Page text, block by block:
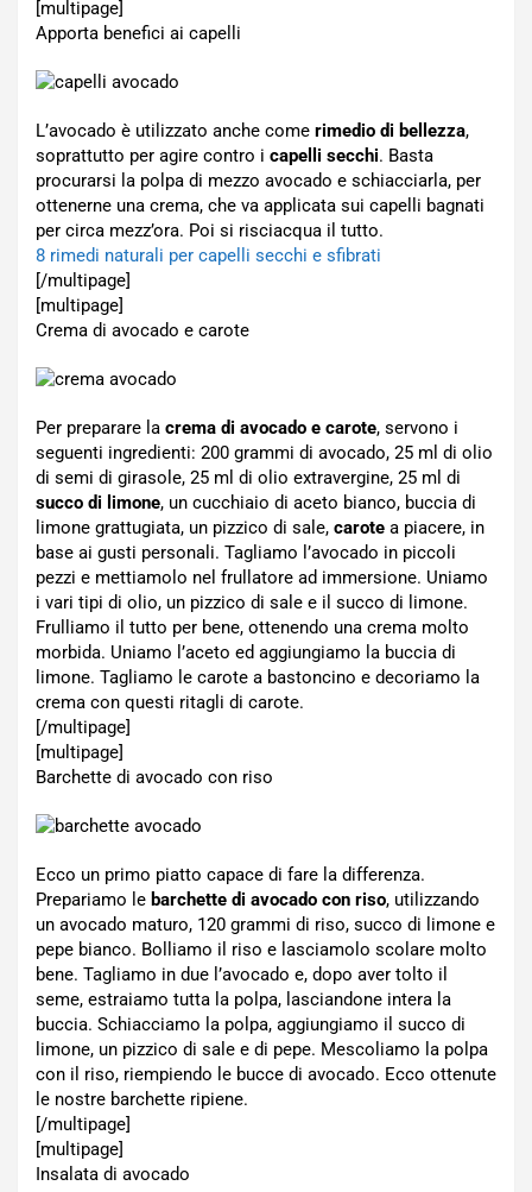
[multipage]
Apporta benefici ai capelli
L’avocado è utilizzato anche come rimedio di bellezza,
soprattutto per agire contro i capelli secchi. Basta
procurarsi la polpa di mezzo avocado e schiacciarla, per
ottenerne una crema, che va applicata sui capelli bagnati
per circa mezz’ora. Poi si risciacqua il tutto.
8 rimedi naturali per capelli secchi e sfibrati
[/multipage]
[multipage]
Crema di avocado e carote
Per preparare la crema di avocado e carote, servono i
seguenti ingredienti: 200 grammi di avocado, 25 ml di olio
di semi di girasole, 25 ml di olio extravergine, 25 ml di
succo di limone, un cucchiaio di aceto bianco, buccia di
limone grattugiata, un pizzico di sale, carote a piacere, in
base ai gusti personali. Tagliamo l’avocado in piccoli
pezzi e mettiamolo nel frullatore ad immersione. Uniamo
i vari tipi di olio, un pizzico di sale e il succo di limone.
Frulliamo il tutto per bene, ottenendo una crema molto
morbida. Uniamo l’aceto ed aggiungiamo la buccia di
limone. Tagliamo le carote a bastoncino e decoriamo la
crema con questi ritagli di carote.
[/multipage]
[multipage]
Barchette di avocado con riso
Ecco un primo piatto capace di fare la differenza.
Prepariamo le barchette di avocado con riso, utilizzando
un avocado maturo, 120 grammi di riso, succo di limone e
pepe bianco. Bolliamo il riso e lasciamolo scolare molto
bene. Tagliamo in due l’avocado e, dopo aver tolto il
seme, estraiamo tutta la polpa, lasciandone intera la
buccia. Schiacciamo la polpa, aggiungiamo il succo di
limone, un pizzico di sale e di pepe. Mescoliamo la polpa
con il riso, riempiendo le bucce di avocado. Ecco ottenute
le nostre barchette ripiene.
[/multipage]
[multipage]
Insalata di avocado